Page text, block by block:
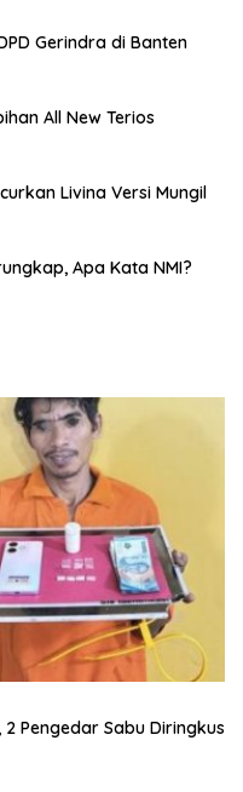
Gerindra di Banten
All New Terios
Livina Versi Mungil
Apa Kata NMI?
Pengedar Sabu Diringkus